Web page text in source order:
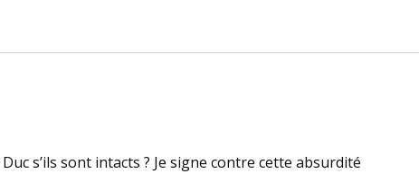
s’ils sont intacts ? Je signe contre cette absurdité